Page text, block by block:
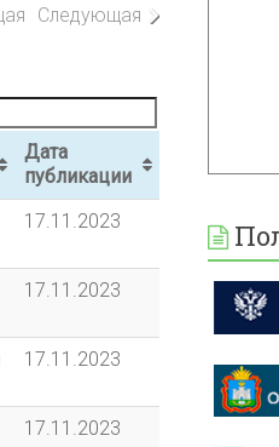
Следующая
Дата
публикации
17.11.2023
17.11.2023
17.11.2023
17.11.2023